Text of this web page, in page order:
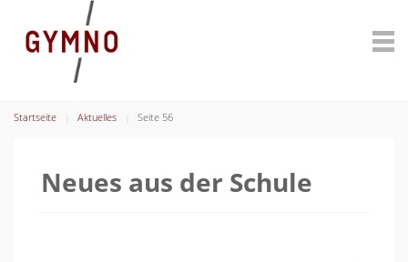
Startseite Aktuelles Seite 56
Neues aus der Schule